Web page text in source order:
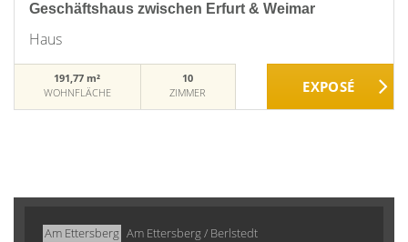
Geschäftshaus zwischen Erfurt & Weimar
Haus
191,77 m²
WOHNFLÄCHE
10
ZIMMER
Am Ettersberg Am Ettersberg / Berlstedt